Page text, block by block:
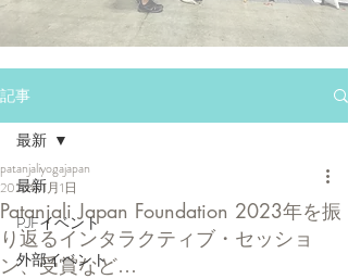
記事
最新
PJFイベント
外部イベント
最新
Patanjali Japan Foundation 2023年を振
り返るインタラクティブ・セッショ
ン、受賞など…
patanjaliyogajapan
2024年1月1日